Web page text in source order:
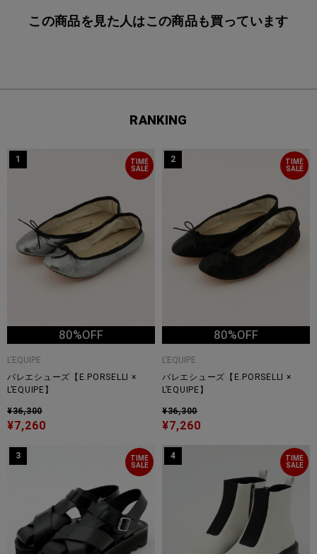
この商品を見た人はこの商品も買っています
RANKING
TIME
SALE
1
80%OFF
L'EQUIPE
バレエシューズ【E.PORSELLI ×
L’EQUIPE】
¥36,300
¥7,260
TIME
SALE
2
80%OFF
L'EQUIPE
バレエシューズ【E.PORSELLI ×
L’EQUIPE】
¥36,300
¥7,260
TIME
SALE
3
TIME
SALE
4